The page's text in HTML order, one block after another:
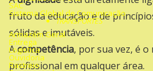
fruto da educação e de
sólidas e imutáveis.
Acompetência, por sua vez, é
profissional em qualquer área.
SAC
Sistema Global de Comunicação
TRANSPORTES
Armazém Geral
Entrega
Logística
Ouvidoria
Rastreio